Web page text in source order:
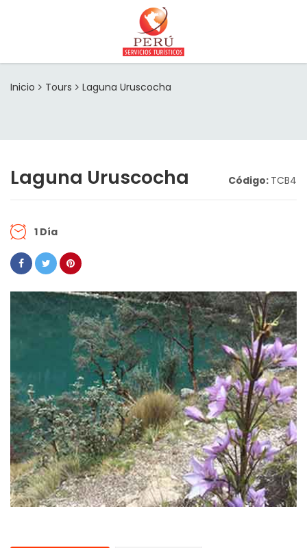
Inicio Tours Laguna Uruscocha
Laguna Uruscocha Código: TCB4
1 Día